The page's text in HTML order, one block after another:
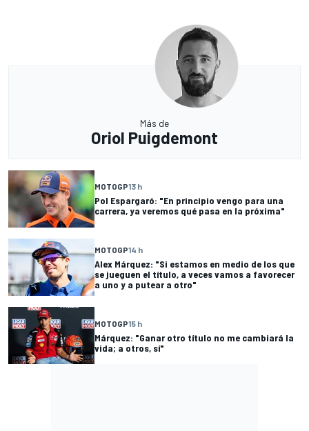
Más de
Oriol Puigdemont
MOTOGP13 h
Pol Espargaró: "En principio vengo para una
carrera, ya veremos qué pasa en la próxima"
MOTOGP14 h
Alex Márquez: "Si estamos en medio de los que
se jueguen el título, a veces vamos a favorecer
a uno y a putear a otro"
MOTOGP15 h
Márquez: "Ganar otro título no me cambiará la
vida; a otros, sí"